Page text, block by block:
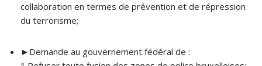
collaboration en termes de prévention et de répression
du terrorisme;
►Demande au gouvernement fédéral de :